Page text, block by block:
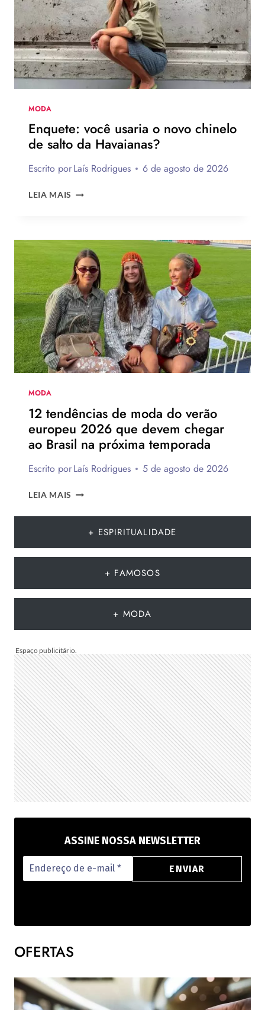
FAZER
MODA
Enquete: você usaria o novo chinelo
de salto da Havaianas?
Escrito porLaís Rodrigues 6 de agosto de 2026
LEIA MAIS ENQUETE:
NOVO
CHINELO
DE
SALTO
DA
HAVAIANAS?
MODA
12 tendências de moda do verão
europeu 2026 que devem chegar
ao Brasil na próxima temporada
Escrito porLaís Rodrigues 5 de agosto de 2026
LEIA MAIS
DE
MODA
QUE
AO
NA
PRÓXIMA
TEMPORADA
+ ESPIRITUALIDADE
+ FAMOSOS
+ MODA
ASSINE NOSSA NEWSLETTER
OFERTAS